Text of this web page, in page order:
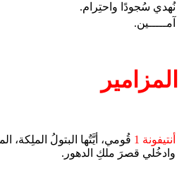
نُهدي سُجودًا واحتِرام.
آمـــــين.
المزامير
أنتيفونة 1
قُومي، أيَّتُها البتولُ الملِكة،
وادخُلي قصرَ ملكِ الدهور.